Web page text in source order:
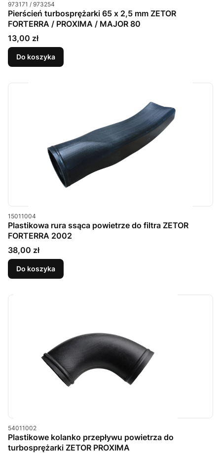
Kod produktu
973171 / 973254
Pierścień turbosprężarki 65 x 2,5 mm ZETOR
FORTERRA / PROXIMA / MAJOR 80
Cena
13,00 zł
Do koszyka
Kod produktu
15011004
Plastikowa rura ssąca powietrze do filtra ZETOR
FORTERRA 2002
Cena
38,00 zł
Do koszyka
Kod produktu
54011002
Plastikowe kolanko przepływu powietrza do
turbosprężarki ZETOR PROXIMA